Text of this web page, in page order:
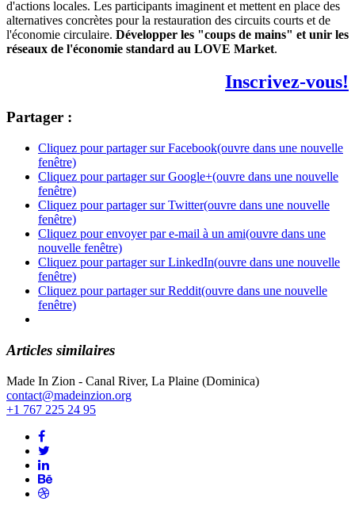
d'actions locales. Les participants imaginent et mettent en place des
alternatives concrètes pour la restauration des circuits courts et de
l'économie circulaire. Développer les "coups de mains" et unir les
réseaux de l'économie standard au LOVE Market.
Inscrivez-vous!
Partager :
Cliquez pour partager sur Facebook(ouvre dans une nouvelle
fenêtre)
Cliquez pour partager sur Google+(ouvre dans une nouvelle
fenêtre)
Cliquez pour partager sur Twitter(ouvre dans une nouvelle
fenêtre)
Cliquez pour envoyer par e-mail à un ami(ouvre dans une
nouvelle fenêtre)
Cliquez pour partager sur LinkedIn(ouvre dans une nouvelle
fenêtre)
Cliquez pour partager sur Reddit(ouvre dans une nouvelle
fenêtre)
Articles similaires
Made In Zion - Canal River, La Plaine (Dominica)
contact@madeinzion.org
+1 767 225 24 95
Lien
Facebook
Lien
Twitter
Lien
Linkedin
Lien
Behance
Lien